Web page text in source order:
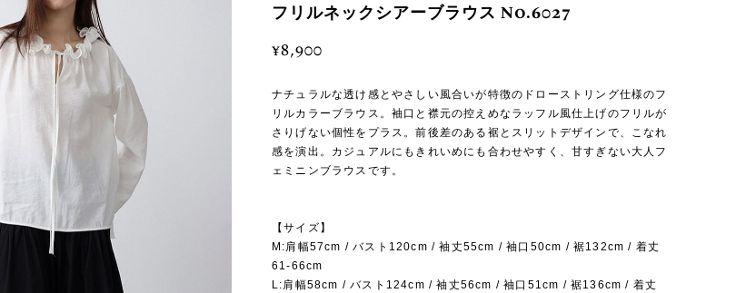
フリルネックシアーブラウス No.6027
¥8,900
ナチュラルな透け感とやさしい風合いが特徴のドローストリング仕様のフ
リルカラーブラウス。袖口と襟元の控えめなラッフル風仕上げのフリルが
さりげない個性をプラス。前後差のある裾とスリットデザインで、こなれ
感を演出。カジュアルにもきれいめにも合わせやすく、甘すぎない大人フ
ェミニンブラウスです。
【サイズ】
M:肩幅57cm / バスト120cm / 袖丈55cm / 袖口50cm / 裾132cm / 着丈
61-66cm
L:肩幅58cm / バスト124cm / 袖丈56cm / 袖口51cm / 裾136cm / 着丈